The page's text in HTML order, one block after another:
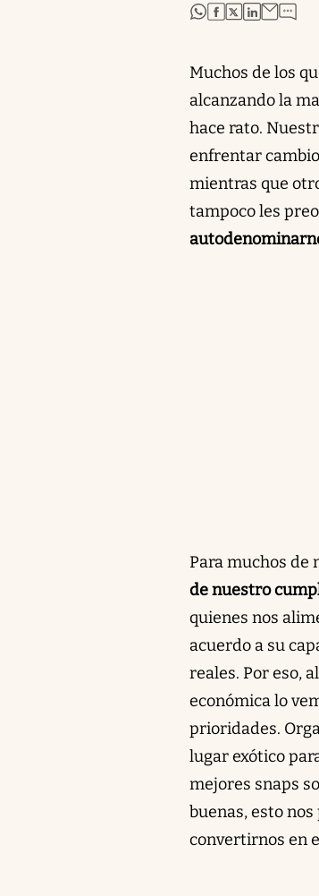
abre en nueva
abre en nueva
abre en
abre en
Muchos de los
alcanzando la
hace rato.
enfrentar
mientras que
tampoco les
Para muchos de
de nuestro
quienes nos
acuerdo a su
reales. Por eso,
económica lo
prioridades.
lugar exótico
mejores snaps
buenas, esto
convertirnos en